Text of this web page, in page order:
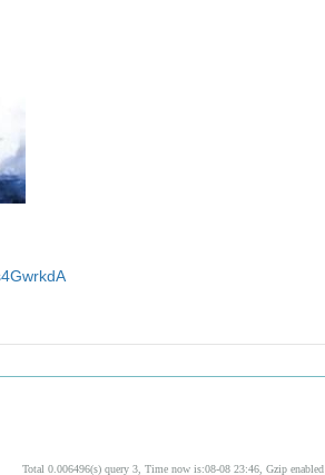
Total 0.006496(s) query 3, Time now is:08-08 23:46, Gzip enabled